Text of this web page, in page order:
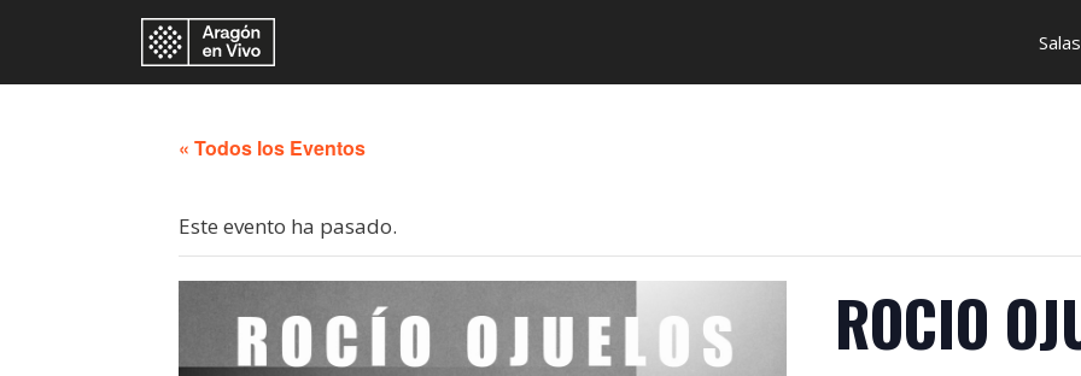
Salas
« Todos los Eventos
Este evento ha pasado.
ROCIO